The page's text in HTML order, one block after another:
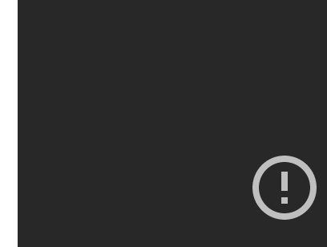
piele, iar atmosfera încăperii este călduroasă.
Celelalte două dormitoare secundare sunt
complet mobilate. Fiecare are loc pentru studiu,